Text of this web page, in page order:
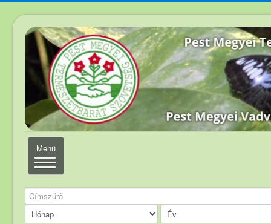
Navigáció
váltása
Menü
Elérhetőség
Magunkról
Címszűrő